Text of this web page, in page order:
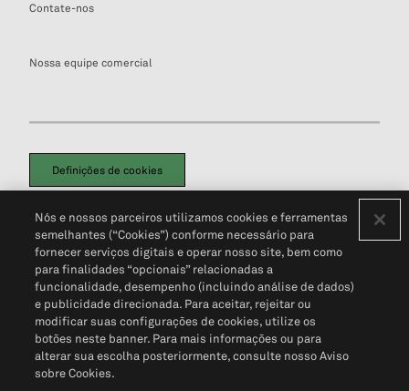
Contate-nos
Nossa equipe comercial
Definições de cookies
Política de PrivacidadePortal de privacidade do cliente (em inglês)
Não Venda Minhas Informações Pessoais© 2026 S&P Global
Nós e nossos parceiros utilizamos cookies e ferramentas
semelhantes (“Cookies”) conforme necessário para
fornecer serviços digitais e operar nosso site, bem como
para finalidades “opcionais” relacionadas a
funcionalidade, desempenho (incluindo análise de dados)
e publicidade direcionada. Para aceitar, rejeitar ou
modificar suas configurações de cookies, utilize os
botões neste banner. Para mais informações ou para
alterar sua escolha posteriormente, consulte nosso Aviso
sobre Cookies.